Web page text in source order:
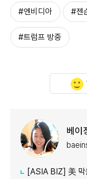
#엔비디아 #젠
#트럼프 방중
베이
[ASIA BIZ] 美 막을